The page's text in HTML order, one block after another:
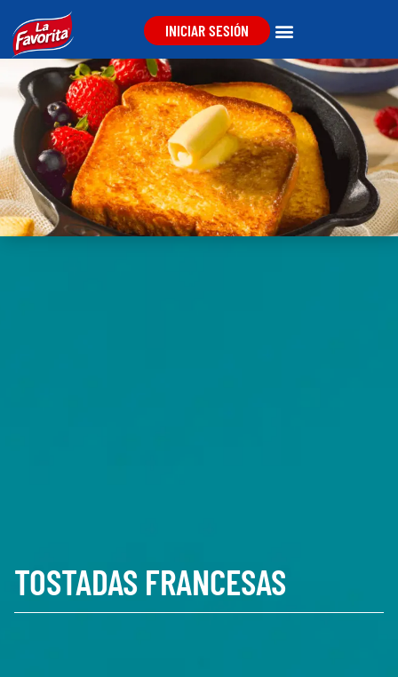
INICIAR SESIÓN
TOSTADAS FRANCESAS